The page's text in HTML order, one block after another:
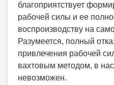
благоприятствует
рабочей силы и ее
воспроизводству на
Разумеется, полный
привлечения рабочей
вахтовым методом, в
невозможен.